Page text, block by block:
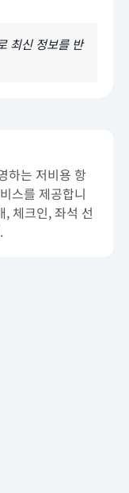
최신 정보를 반
하는 저비용 항
스를 제공합니
, 체크인, 좌석 선